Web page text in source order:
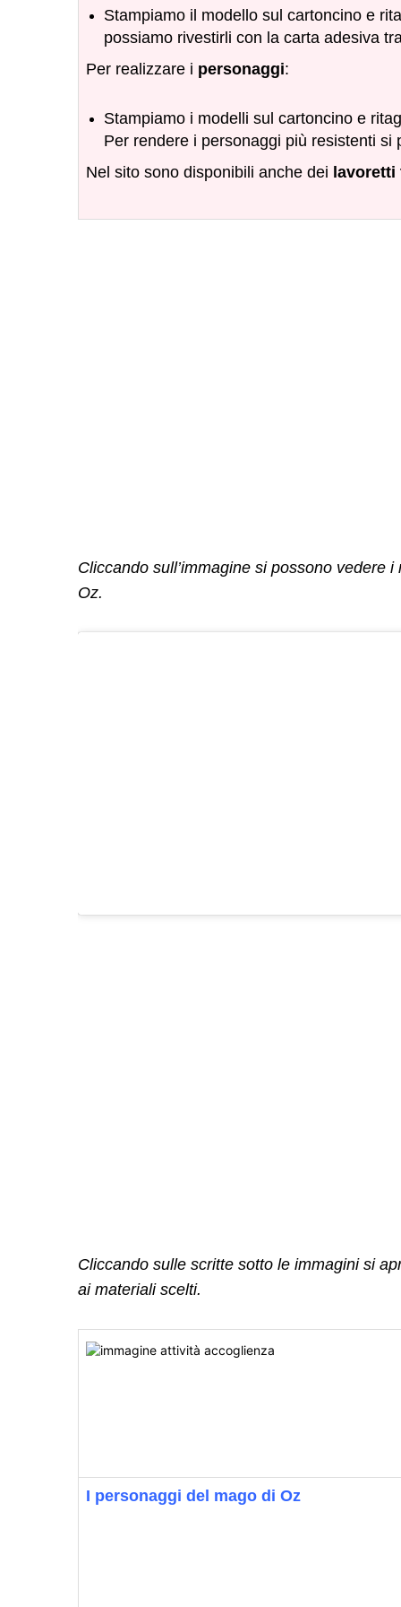
Stampiamo il modello sul cartoncino e
possiamo rivestirli con la carta adesiva
Per realizzare i personaggi:
Stampiamo i modelli sul cartoncino e
Per rendere i personaggi più resistenti
Nel sito sono disponibili anche dei
Cliccando sull’immagine si possono vedere
Oz.
Cliccando sulle scritte sotto le immagini si
ai materiali scelti.
I personaggi del mago di Oz